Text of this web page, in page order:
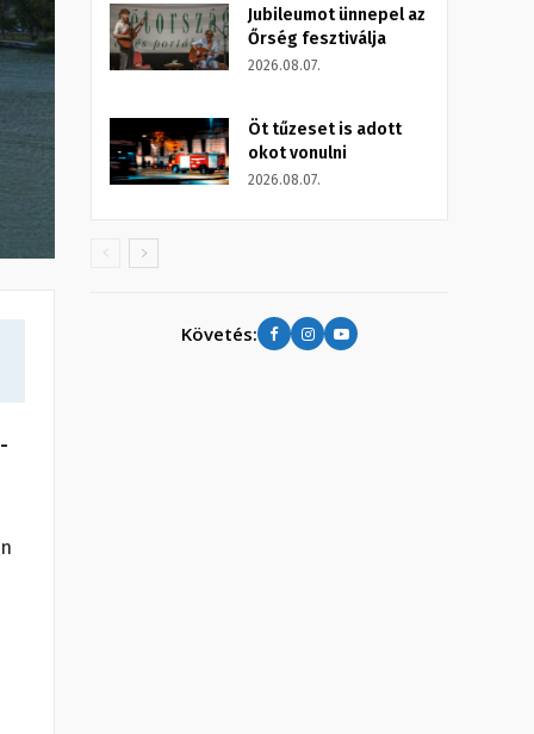
Jubileumot ünnepel az
Őrség fesztiválja
2026.08.07.
Öt tűzeset is adott
okot vonulni
2026.08.07.
Követés: